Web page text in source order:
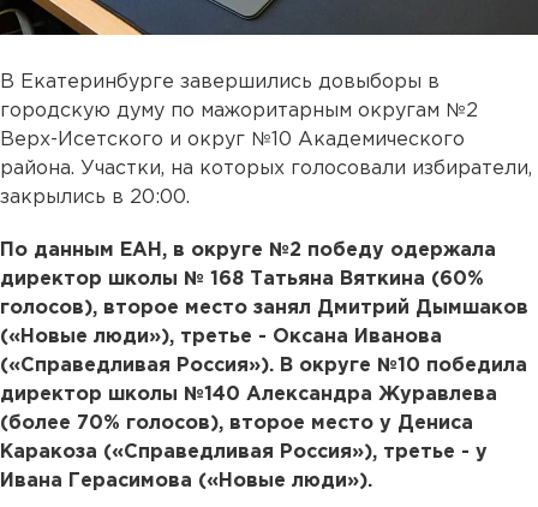
В Екатеринбурге завершились довыборы в
городскую думу по мажоритарным округам №2
Верх-Исетского и округ №10 Академического
района. Участки, на которых голосовали избиратели,
закрылись в 20:00.
По данным ЕАН, в округе №2 победу одержала
директор школы № 168 Татьяна Вяткина (60%
голосов), второе место занял Дмитрий Дымшаков
(«Новые люди»), третье - Оксана Иванова
(«Справедливая Россия»). В округе №10 победила
директор школы №140 Александра Журавлева
(более 70% голосов), второе место у Дениса
Каракоза («Справедливая Россия»), третье - у
Ивана Герасимова («Новые люди»).